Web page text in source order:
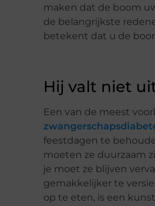
maken dat de boom
de belangrijkste
betekent dat u de
Hij valt niet
Een van de meest
feestdagen te
moeten ze duurzaam
je moet ze blijven
gemakkelijker te
op te eten, is een